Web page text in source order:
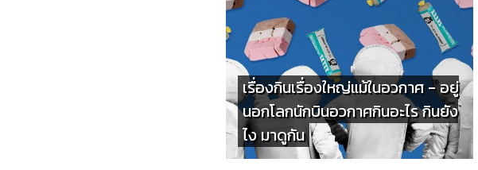
เรื่องกินเรื่องใหญ่แม้ในอวกาศ - อยู่
นอกโลกนักบินอวกาศกินอะไร กินยัง
ไง มาดูกัน